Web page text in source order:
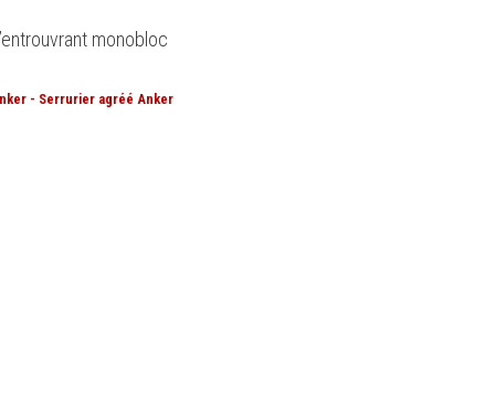
monobloc
- Serrurier agréé Anker